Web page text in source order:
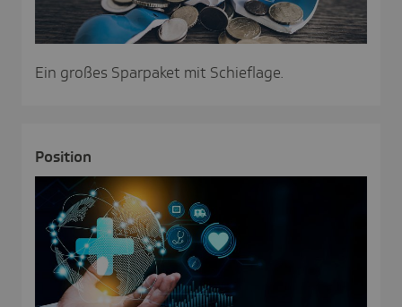
Ein großes Sparpaket mit Schieflage.
Posi­tion